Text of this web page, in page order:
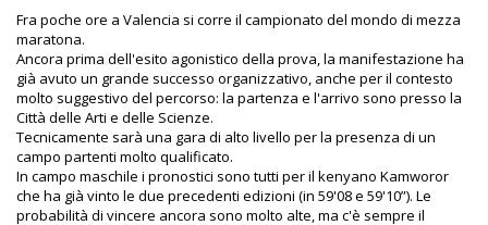
Fra poche ore a Valencia si corre il campionato del mondo di mezza
maratona.
Ancora prima dell'esito agonistico della prova, la manifestazione ha
già avuto un grande successo organizzativo, anche per il contesto
molto suggestivo del percorso: la partenza e l'arrivo sono presso la
Città delle Arti e delle Scienze.
Tecnicamente sarà una gara di alto livello per la presenza di un
campo partenti molto qualificato.
In campo maschile i pronostici sono tutti per il kenyano Kamworor
che ha già vinto le due precedenti edizioni (in 59'08 e 59'10”). Le
probabilità di vincere ancora sono molto alte, ma c'è sempre il